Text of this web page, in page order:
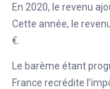
En 2020, le revenu
Cette année, le
€.
Le barème étant
France recrédite